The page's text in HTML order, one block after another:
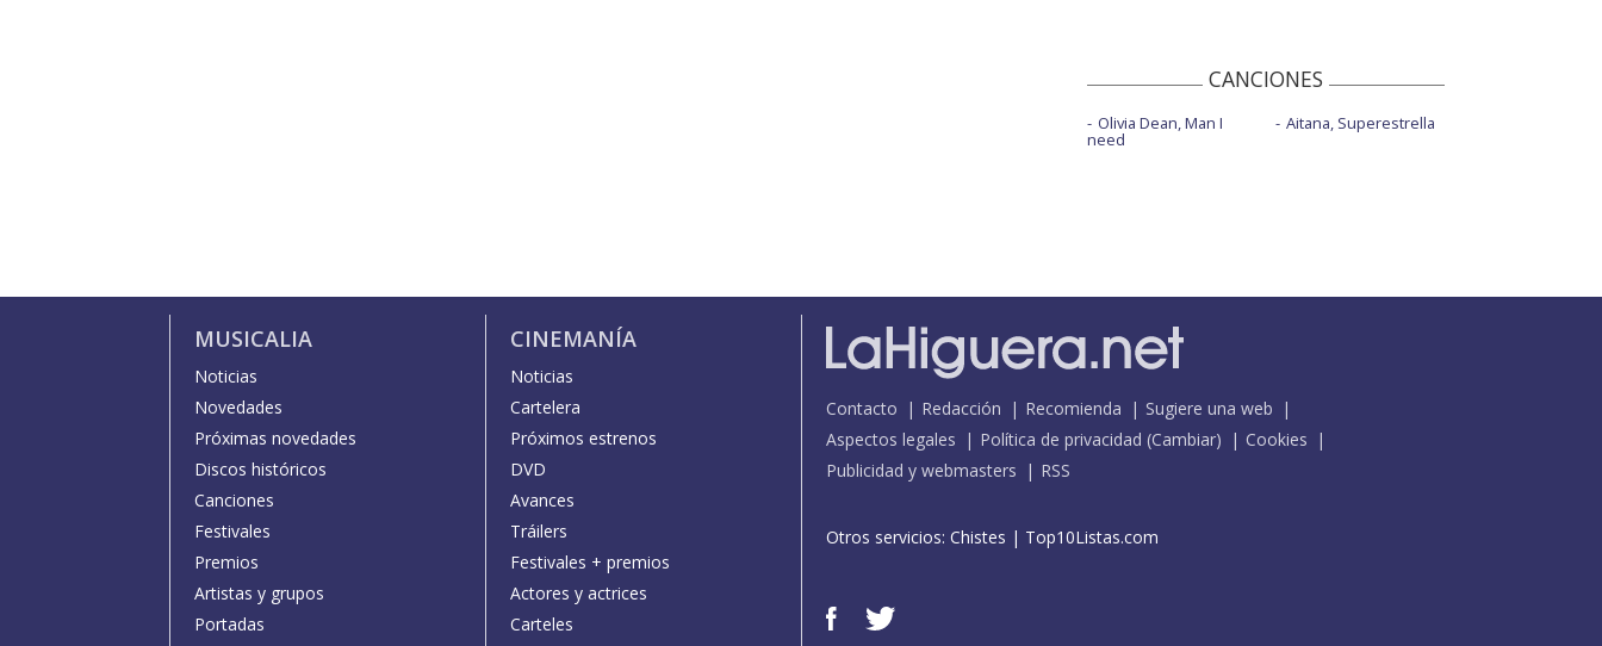
CANCIONES
Olivia Dean, Man I
need
Aitana, Superestrella
MUSICALIA
Noticias
Novedades
Próximas novedades
Discos históricos
Canciones
Festivales
Premios
Artistas y grupos
Portadas
CINEMANÍA
Noticias
Cartelera
Próximos estrenos
DVD
Avances
Tráilers
Festivales + premios
Actores y actrices
Carteles
Contacto Redacción Recomienda
Sugiere una web
Aspectos legales
Política de privacidad (Cambiar)
Cookies
Publicidad y webmasters
RSS
Otros servicios: Chistes | Top10Listas.com